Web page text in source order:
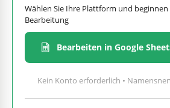
Wählen Sie Ihre Plattform und
Bearbeitung
Bearbeiten in Google
Kein Konto erforderlich •